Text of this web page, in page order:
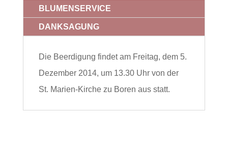
BLUMENSERVICE
DANKSAGUNG
Die Beerdigung findet am Freitag, dem 5.
Dezember 2014, um 13.30 Uhr von der
St. Marien-Kirche zu Boren aus statt.